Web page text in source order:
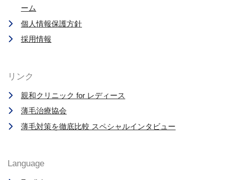
ーム
個人情報保護方針
採用情報
リンク
親和クリニック for レディース
薄毛治療協会
薄毛対策を徹底比較 スペシャルインタビュー
Language